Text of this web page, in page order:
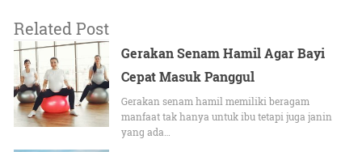
Related Post
Gerakan Senam Hamil Agar Bayi
Cepat Masuk Panggul
Gerakan senam hamil memiliki beragam
manfaat tak hanya untuk ibu tetapi juga janin
yang ada…